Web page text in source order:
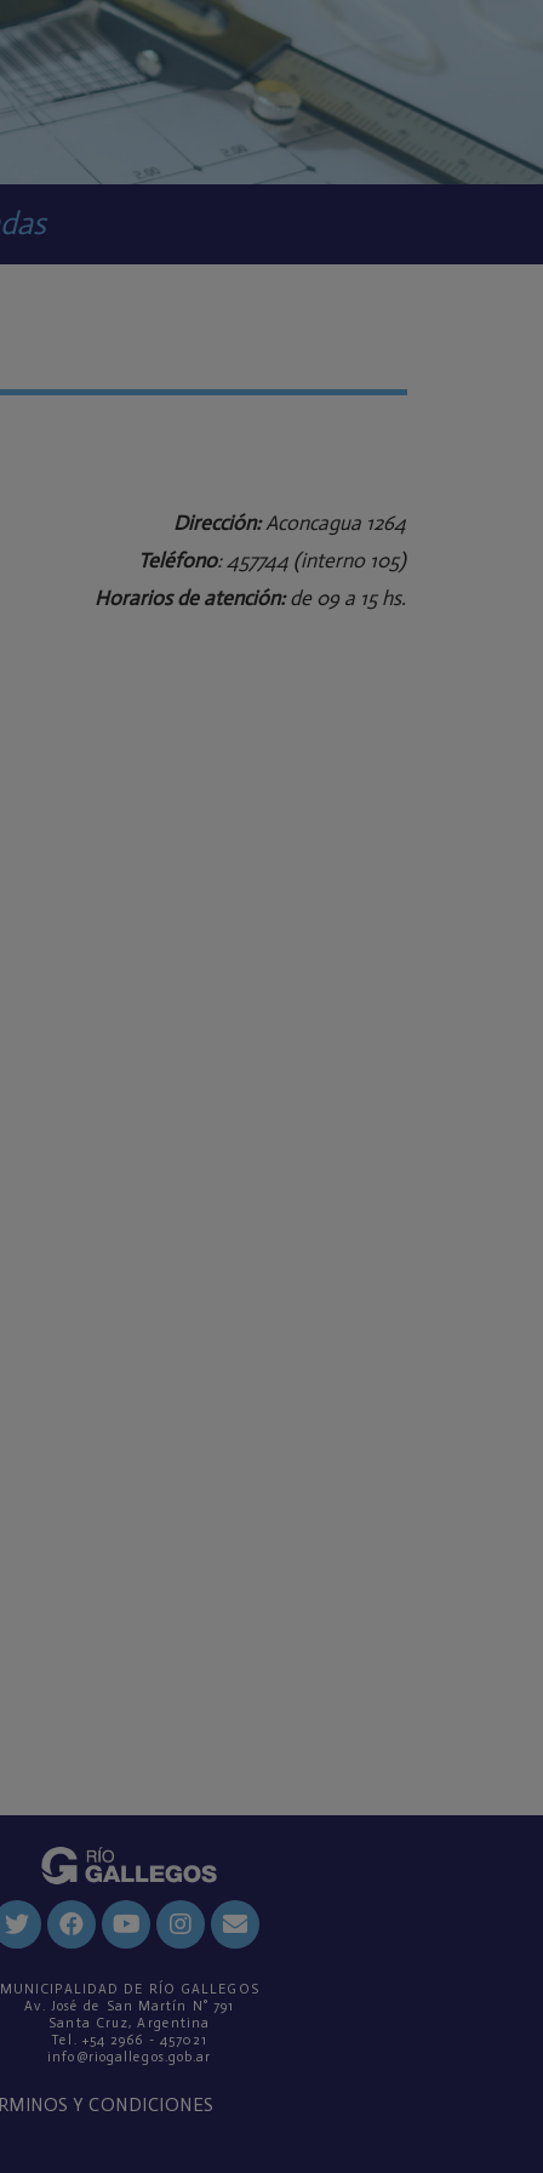
Dirección:Aconcagua 1264
Teléfono: 457744 (interno 105)
Horarios de atención:de 09 a 15 hs.
MUNICIPALIDAD DE RÍO GALLEGOS
Av. José de San Martín N° 791
Santa Cruz, Argentina
Tel. +54 2966 - 457021
info@riogallegos.gob.ar
Y CONDICIONES